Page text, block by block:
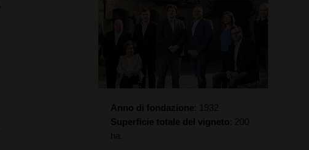
Anno di fondazione
1932
Superficie totale del vigneto
200
ha.